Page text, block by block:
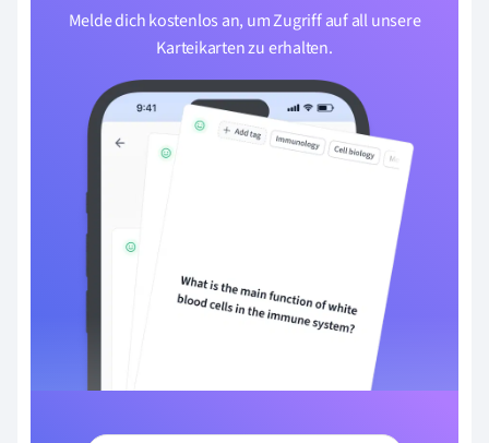
Melde dich kostenlos an, um Zugriff auf all unsere
Karteikarten zu erhalten.